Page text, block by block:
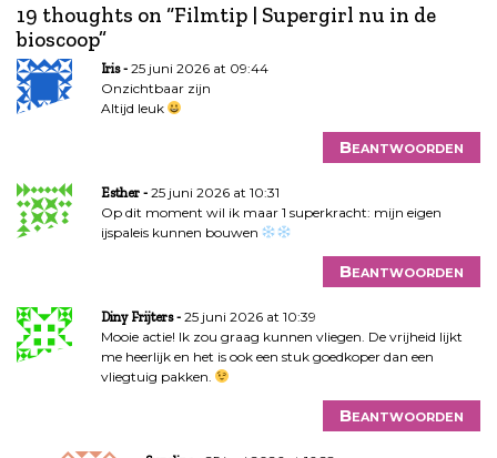
h
t
n
a
a
t
i
19 thoughts on “Filmtip | Supergirl nu in de
bioscoop”
Iris
25 juni 2026 at 09:44
Onzichtbaar zijn
Altijd leuk
Beantwoorden
Esther
25 juni 2026 at 10:31
Op dit moment wil ik maar 1 superkracht: mijn eigen
ijspaleis kunnen bouwen
Beantwoorden
Diny Frijters
25 juni 2026 at 10:39
Mooie actie! Ik zou graag kunnen vliegen. De vrijheid lijkt
me heerlijk en het is ook een stuk goedkoper dan een
vliegtuig pakken.
Beantwoorden